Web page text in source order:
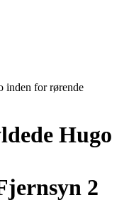
inden for rørende
Hugo
2